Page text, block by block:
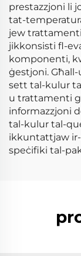
prestazzjoni li
tat-
jew trattamenti
jikkonsisti fl-
komponenti,
ġestjoni.
sett tal-kulur
u trattamenti
informazzjoni
tal-kulur tal-
ikkuntattjaw
speċifiki tal-